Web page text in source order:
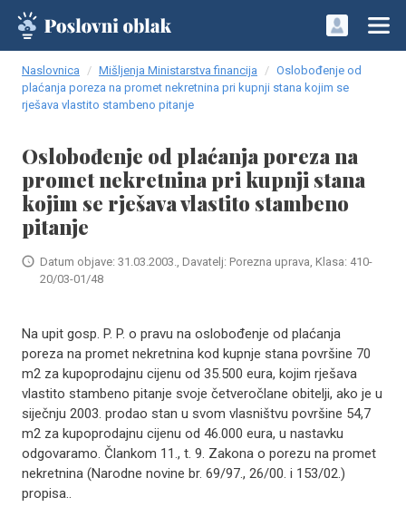
Naslovnica Mišljenja Ministarstva financija
Oslobođenje od
plaćanja poreza na promet nekretnina pri kupnji stana kojim se
rješava vlastito stambeno pitanje
Oslobođenje od plaćanja poreza na
promet nekretnina pri kupnji stana
kojim se rješava vlastito stambeno
pitanje
Datum objave: 31.03.2003., Davatelj: Porezna uprava, Klasa: 410-
20/03-01/48
Na upit gosp. P. P. o pravu na oslobođenje od plaćanja
poreza na promet nekretnina kod kupnje stana površine 70
m2 za kupoprodajnu cijenu od 35.500 eura, kojim rješava
vlastito stambeno pitanje svoje četveročlane obitelji, ako je u
siječnju 2003. prodao stan u svom vlasništvu površine 54,7
m2 za kupoprodajnu cijenu od 46.000 eura, u nastavku
odgovaramo. Člankom 11., t. 9. Zakona o porezu na promet
nekretnina (Narodne novine br. 69/97., 26/00. i 153/02.)
propisa..